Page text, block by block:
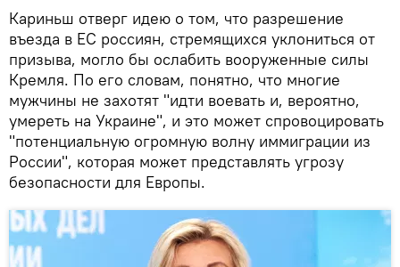
Кариньш отверг идею о том, что разрешение
въезда в ЕС россиян, стремящихся уклониться от
призыва, могло бы ослабить вооруженные силы
Кремля. По его словам, понятно, что многие
мужчины не захотят "идти воевать и, вероятно,
умереть на Украине", и это может спровоцировать
"потенциальную огромную волну иммиграции из
России", которая может представлять угрозу
безопасности для Европы.